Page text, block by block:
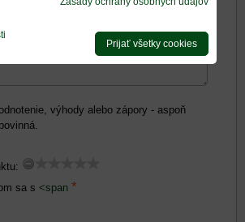
výhody alebo zápory - aspoň
sa s <span *
Prijať všetky cookies